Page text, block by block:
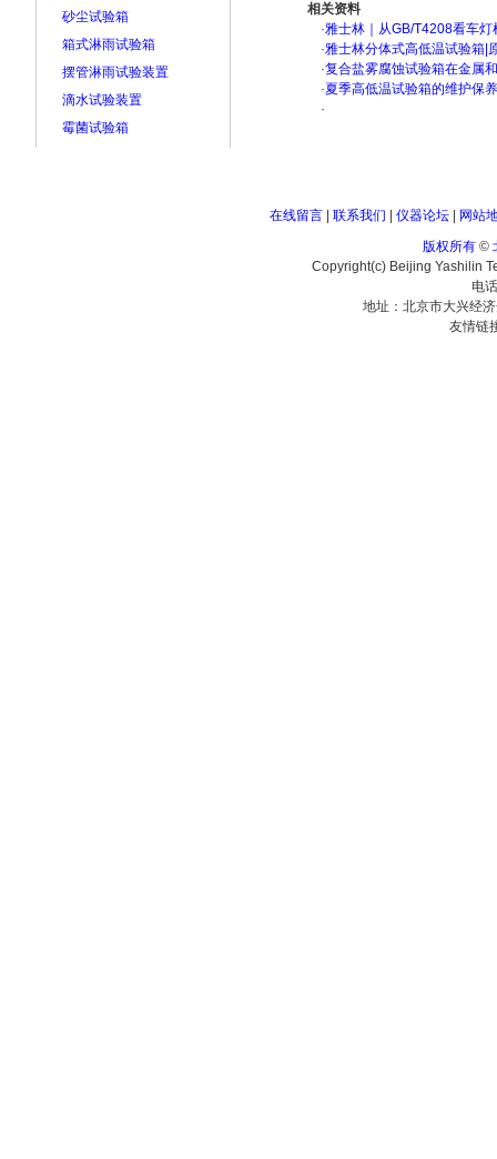
砂尘试验箱
箱式淋雨试验箱
摆管淋雨试验装置
滴水试验装置
霉菌试验箱
相关资料
·雅士林｜从GB/T4208看车
·雅士林分体式高低温试验箱|
·复合盐雾腐蚀试验箱在金属
·夏季高低温试验箱的维护保
·
在线留言| 联系我们 仪器论坛|
网站
版权所有©
Copyright(c) Beijing Yashilin
电
地址：北京市大兴经
友情链